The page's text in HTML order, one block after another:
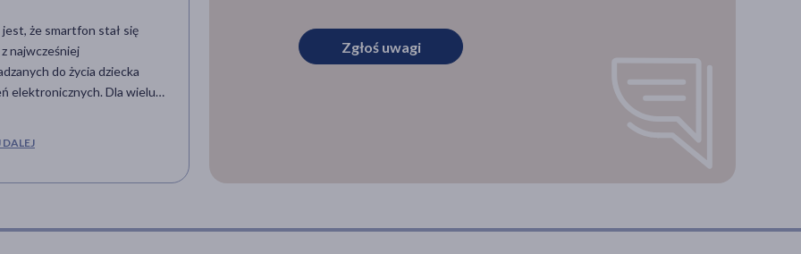
że smartfon stał się
najwcześniej
do życia dziecka
elektronicznych. Dla wielu
ale również źródło
Współczesne badania nie
Żyjemy w czasach, w których
codzienność bywa nieprzewidywalna,
do apteki czy lekarza jest utrudniony.
Zgłoś uwagi